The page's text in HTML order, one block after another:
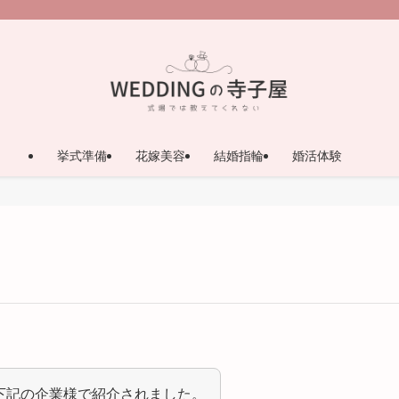
挙式準備 花嫁美容 結婚指輪 婚活体験
の企業様で紹介されました。